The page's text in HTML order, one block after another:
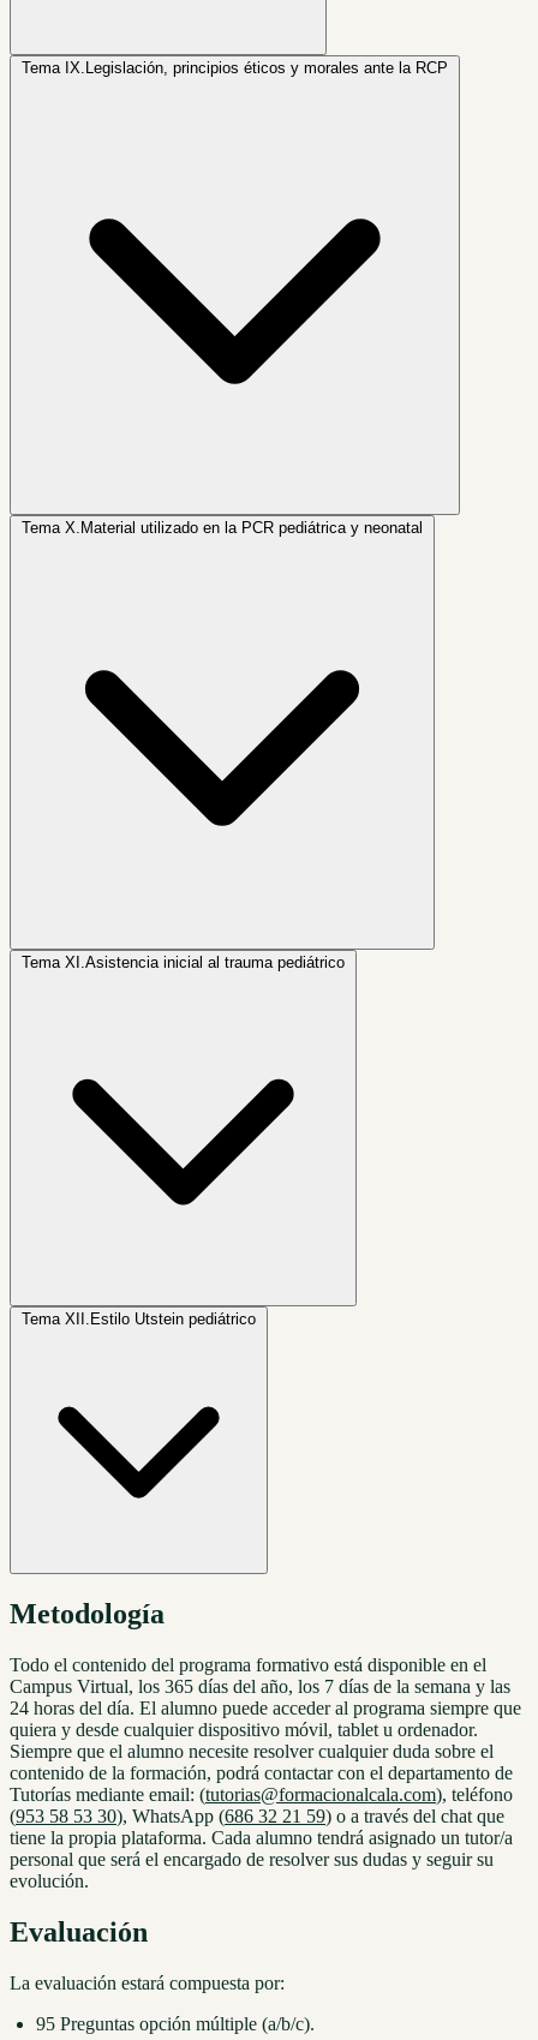
Tema IX.
Tema X.
Tema XI.
Tema XII.
Metodología
Todo el contenido del programa formativo está disponible en el
Campus Virtual, los 365 días del año, los 7 días de la semana y las
24 horas del día. El alumno puede acceder al programa siempre que
quiera y desde cualquier dispositivo móvil, tablet u ordenador.
Siempre que el alumno necesite resolver cualquier duda sobre el
contenido de la formación, podrá contactar con el departamento de
Tutorías mediante email: (tutorias@formacionalcala.com), teléfono
(953 58 53 30), WhatsApp (686 32 21 59) o a través del chat que
tiene la propia plataforma. Cada alumno tendrá asignado un tutor/a
personal que será el encargado de resolver sus dudas y seguir su
evolución.
Evaluación
La evaluación estará compuesta por:
95 Preguntas opción múltiple (a/b/c).